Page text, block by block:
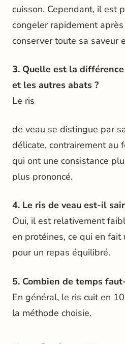
cuisson. Cependant, il est
congeler rapidement
conserver toute sa saveur
3. Quelle est la
et les autres abats ?
Le ris
de veau se distingue par
délicate, contrairement au
qui ont une consistance
plus prononcé.
4. Le ris de veau est-il
Oui, il est relativement
en protéines, ce qui en fait
pour un repas équilibré.
5. Combien de temps
En général, le ris cuit en
la méthode choisie.